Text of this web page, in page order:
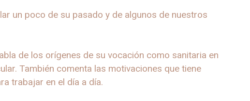
un poco de su pasado y de algunos de nuestros
de los orígenes de su vocación como sanitaria en
También comenta las motivaciones que tiene
trabajar en el día a día.